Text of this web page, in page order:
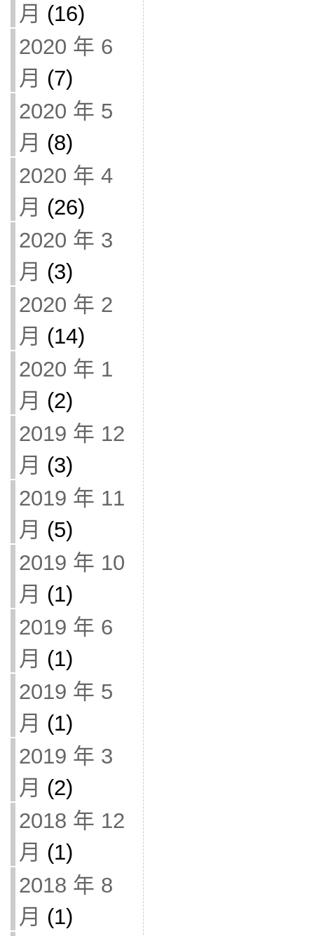
月 (16)
2020 年 6
月 (7)
2020 年 5
月 (8)
2020 年 4
月 (26)
2020 年 3
月 (3)
2020 年 2
月 (14)
2020 年 1
月 (2)
2019 年 12
月 (3)
2019 年 11
月 (5)
2019 年 10
月 (1)
2019 年 6
月 (1)
2019 年 5
月 (1)
2019 年 3
月 (2)
2018 年 12
月 (1)
2018 年 8
月 (1)